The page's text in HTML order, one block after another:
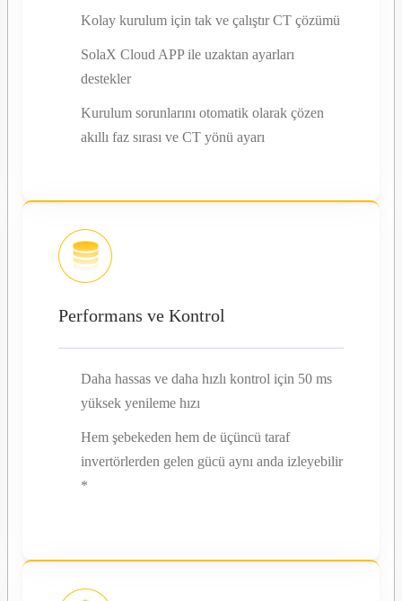
Kolay kurulum için tak ve çalıştır CT çözümü
SolaX Cloud APP ile uzaktan ayarları
destekler
Kurulum sorunlarını otomatik olarak çözen
akıllı faz sırası ve CT yönü ayarı
Performans ve Kontrol
Daha hassas ve daha hızlı kontrol için 50 ms
yüksek yenileme hızı
Hem şebekeden hem de üçüncü taraf
invertörlerden gelen gücü aynı anda izleyebilir
*